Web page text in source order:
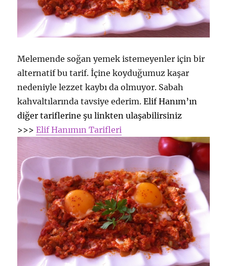
Melemende soğan yemek istemeyenler için bir
alternatif bu tarif. İçine koyduğumuz kaşar
nedeniyle lezzet kaybı da olmuyor. Sabah
kahvaltılarında tavsiye ederim.Elif Hanım’ın
diğer tariflerine şu linkten ulaşabilirsiniz
>>>Elif Hanımın Tarifleri